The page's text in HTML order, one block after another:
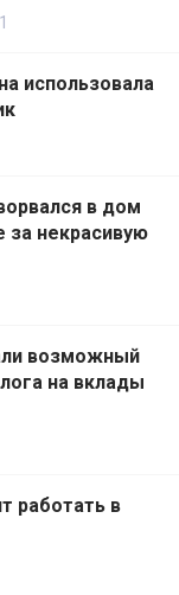
использовала
в дом
некрасивую
возможный
на вклады
работать в